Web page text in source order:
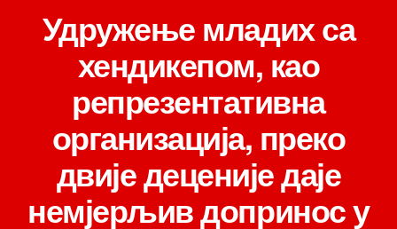
Удружење младих са
хендикепом, као
репрезентативна
организација, преко
двије деценије даје
немјерљив допринос у